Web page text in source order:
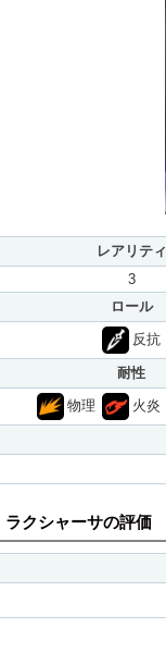
レアリティ
3
ロール
反抗
耐性
物理
火炎
ラクシャーサの評価